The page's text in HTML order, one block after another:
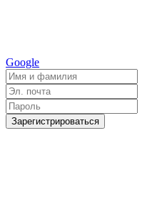
Google
Зарегистрироваться